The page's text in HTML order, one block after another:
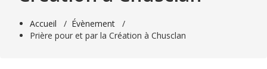
Accueil / Évènement /
Prière pour et par la Création à Chusclan